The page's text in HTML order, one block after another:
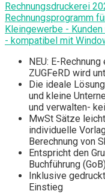
Rechnungsdruckerei
Rechnungsprogramm
Kleingewerbe -
- kompatibel mit
NEU: E-
ZUGFeRD wird
Die ideale
und kleine
und verwalten-
MwSt Sätze
individuelle
Berechnung von
Entspricht den
Buchführung
Inklusive
Einstieg